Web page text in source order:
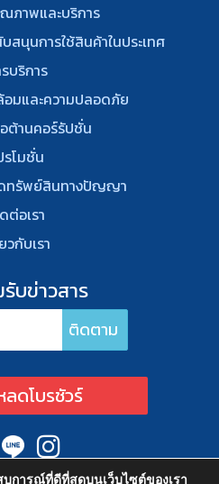
ภาพและบริการ
สนุนการใช้สินค้าในประเทศ
บริการ
อมและความปลอดภัย
ต้านคอร์รัปชั่น
รโมชั่น
ดทรัพย์สินทางปัญญา
ต่อเรา
วกับเรา
บข่าวสาร
ลดโบรชัวร์
การณ์ที่ดีที่สุดบนเว็บไซต์ของเรา